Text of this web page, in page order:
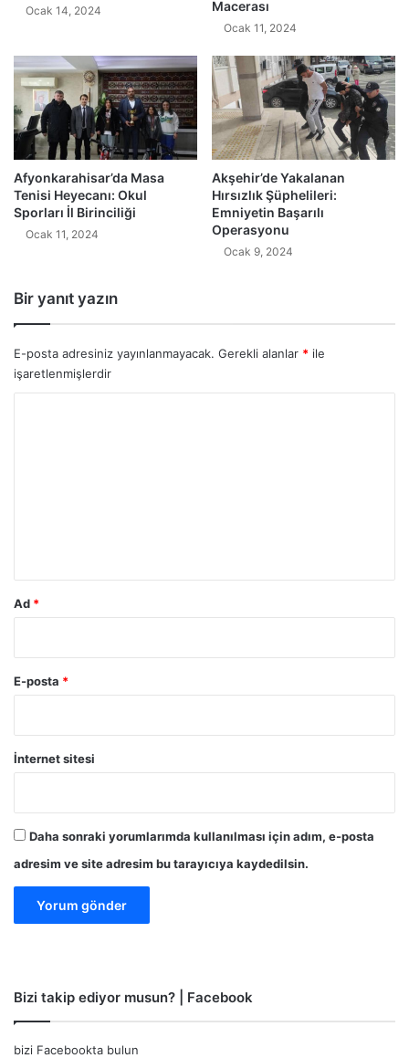
Ocak 14, 2024 Macerası
Ocak 11, 2024
Afyonkarahisar’da Masa
Tenisi Heyecanı: Okul
Sporları İl Birinciliği
Ocak 11, 2024
Akşehir’de Yakalanan
Hırsızlık Şüphelileri:
Emniyetin Başarılı
Operasyonu
Ocak 9, 2024
Bir yanıt yazın
E-posta adresiniz yayınlanmayacak. Gerekli alanlar * ile
işaretlenmişlerdir
Ad *
E-posta *
İnternet sitesi
Daha sonraki yorumlarımda kullanılması için adım, e-posta
adresim ve site adresim bu tarayıcıya kaydedilsin.
Bizi takip ediyor musun? | Facebook
bizi Facebookta bulun